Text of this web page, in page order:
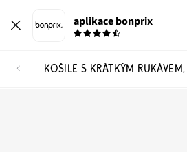
aplikace bonprix
KOŠILE S KRÁTKÝM